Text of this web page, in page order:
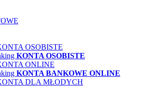
KONTA OSOBISTE
KONTA BANKOWE ONLINE